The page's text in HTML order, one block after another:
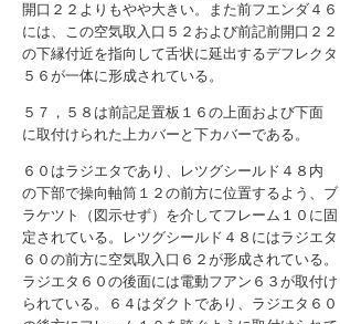
開口２２よりもやや大きい。また前フエンダ４６
には、この空気取入口５２および前記前開口２２
の下縁付近を指向して舌状に延出するデフレクタ
５６が一体に形成されている。
５７，５８は前記足置板１６の上面および下面
に取付けられた上カバーと下カバーである。
６０はラジエタであり、レツグシールド４８内
の下部で操向軸筒１２の前方に位置するよう、ブ
ラケツト（図示せず）を介してフレーム１０に固
定されている。レツグシールド４８にはラジエタ
６０の前方に空気取入口６２が形成されている。
ラジエタ６０の後面には電動フアン６３が取付け
られている。６４はダクトであり、ラジエタ６０